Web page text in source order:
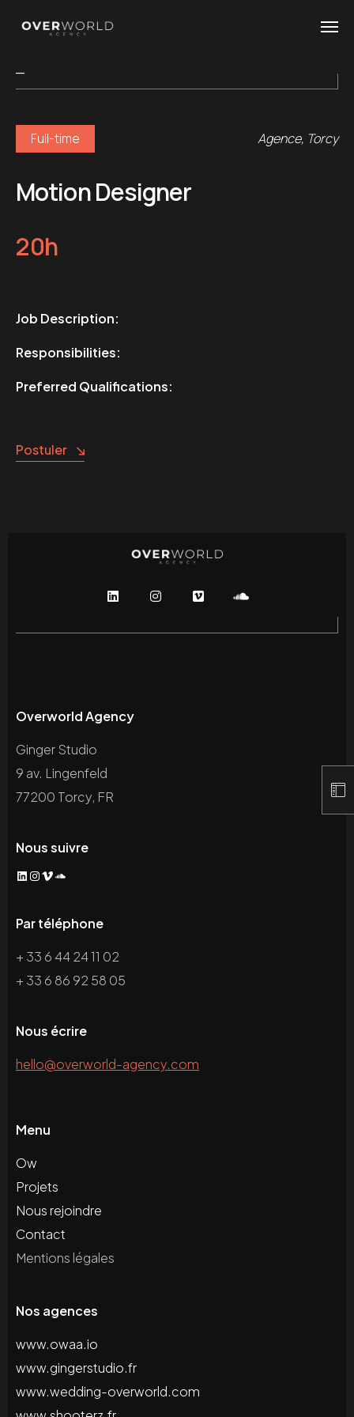
Full-time Agence, Torcy
Motion Designer
20h
Job Description:
Responsibilities:
Preferred Qualifications:
Postuler
Overworld Agency
Ginger Studio
9 av. Lingenfeld
77200 Torcy, FR
Nous suivre
LinkedIn
Instagram
Vimeo
SoundCloud
Par téléphone
+ 33 6 44 24 11 02
+ 33 6 86 92 58 05
Nous écrire
hello@overworld-agency.com
Menu
Ow
Projets
Nous rejoindre
Contact
Mentions légales
Nos agences
www.owaa.io
www.gingerstudio.fr
www.wedding-overworld.com